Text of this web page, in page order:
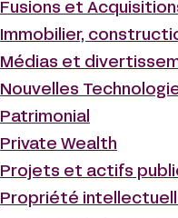
Fusions et
Immobilier,
Médias et
Nouvelles
Patrimonial
Private Wealth
Projets et actifs
Propriété